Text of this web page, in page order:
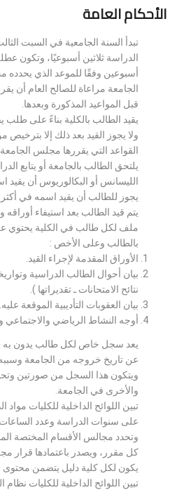
الأحكام العامة
تبدأ السنة الجامعية في السبت
الدراسة ثلاثين أسبوعيًا، وتكون
أسبوعين وفقًا للموعد الذي
الجامعة مراعاة للصالح العام أن
قبل المواعيد المذكورة وبعدها.
يقيد الطالب بالكلية بناءً على طلب
ولا يجوز القيد بعد ذلك إلا
القواعد التي يقررها مجلس الجامعة.
يلتحق الطالب بالجامعة أو يتابع
الليسانس أو البكالوريوس أن يقيد
يجوز للطالب أن يقيد اسمه في
يتم قيد الطالب بعد استيفاء أوراقه
ملف لكل طالب في الكلية يحتوي
بالطالب وعلى الأخص :
الأوراق المقدمة لإجراء القيد.
بيان أحوال الطالب الدراسية
نتائح الامتحانات ـ تقديراتها ).
بيان العقوبات التأديبية الموقعة عليه.
أوجه النشاط الرياضي
يعد سجل خاص لكل طالب يدون به
عن تاريخ خروجه من الجامعة
ويتكون هذا السجل من صورتين
والأخرى في الجامعة.
تبين اللوائح الداخلية للكليات مواد
على سنوات الدراسة وعدد
وتحدد مجالس الأقسام المختصة
كل مقرر، ويصدر باعتمادها قرار
يكون لكل كلية دليل يتضمن محتوى
تبين اللوائح الداخلية للكليات